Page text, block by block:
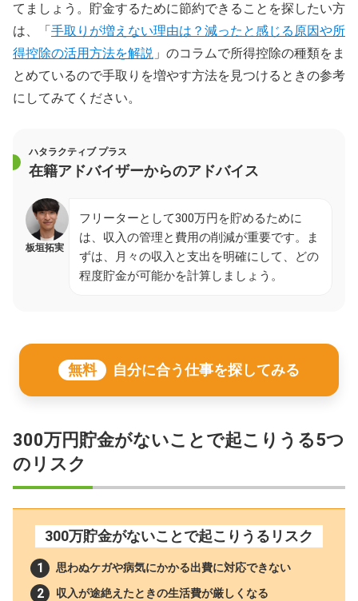
てましょう。貯金するために節約できることを探したい方
は、「 手取りが増えない理由は？減ったと感じる原因や所
得控除の活用方法を解説 」のコラムで所得控除の種類をま
とめているので手取りを増やす方法を見つけるときの参考
にしてみてください。
ハタラクティブ プラス
在籍アドバイザーからのアドバイス
板垣拓実
フリーターとして300万円を貯めるために
は、収入の管理と費用の削減が重要です。ま
ずは、月々の収入と支出を明確にして、どの
程度貯金が可能かを計算しましょう。
無料 自分に合う仕事を探してみる
300万円貯金がないことで起こりうる5つ
のリスク
300万貯金がないことで起こりうるリスク
思わぬケガや病気にかかる出費に対応できない
収入が途絶えたときの生活費が厳しくなる